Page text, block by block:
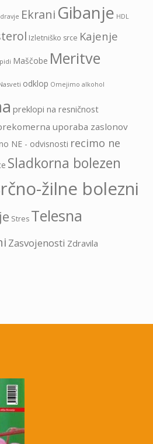
Ekrani Gibanje HDL
Izletniško srce Kajenje
Maščobe Meritve
odklop Omejimo alkohol
preklopi na resničnost
uporaba zaslonov
NE - odvisnosti recimo ne
Sladkorna bolezen
žilne bolezni
Stres Telesna
Zasvojenosti Zdravila